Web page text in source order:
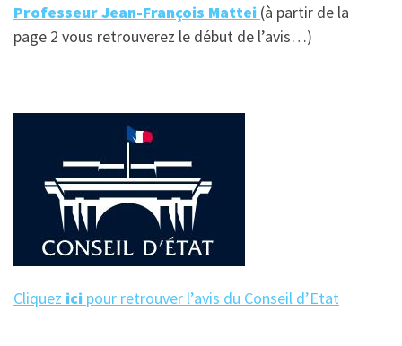
Professeur Jean-François Mattei (à partir de la
page 2 vous retrouverez le début de l’avis…)
Cliquez ici pour retrouver l’avis du Conseil d’Etat